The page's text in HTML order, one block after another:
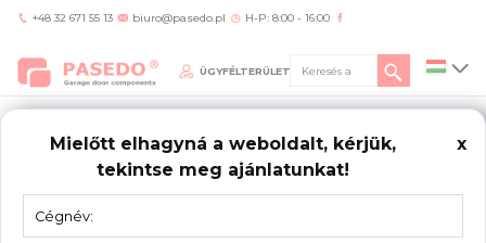
+48 32 671 55 13 biuro@pasedo.pl H-P: 8:00 - 16:00
ÜGYFÉLTERÜLET
Mielőtt elhagyná a weboldalt, kérjük,
tekintse meg ajánlatunkat!
x
Home/Termékek